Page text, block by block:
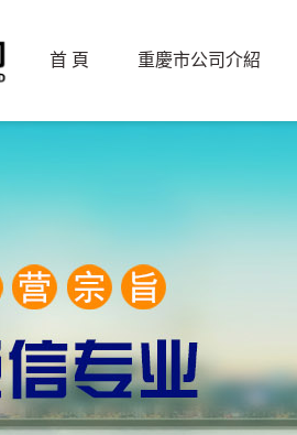
首 頁 重慶市公司介紹